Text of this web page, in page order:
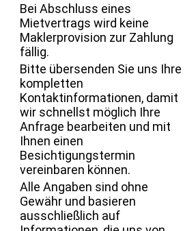
Bei Abschluss eines
Mietvertrags wird keine
Maklerprovision zur Zahlung
fällig.
Bitte übersenden Sie uns Ihre
kompletten
Kontaktinformationen, damit
wir schnellst möglich Ihre
Anfrage bearbeiten und mit
Ihnen einen
Besichtigungstermin
vereinbaren können.
Alle Angaben sind ohne
Gewähr und basieren
ausschließlich auf